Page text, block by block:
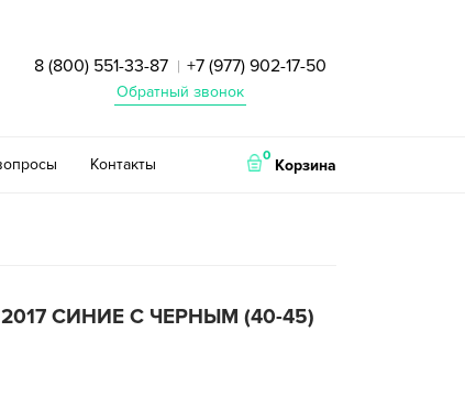
8 (800) 551-33-87 | +7 (977) 902-17-50
Обратный звонок
Контакты 0
Корзина
2017 СИНИЕ С ЧЕРНЫМ (40-45)